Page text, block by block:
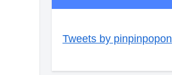
Tweets by pinpinpopon